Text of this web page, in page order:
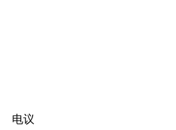
电议